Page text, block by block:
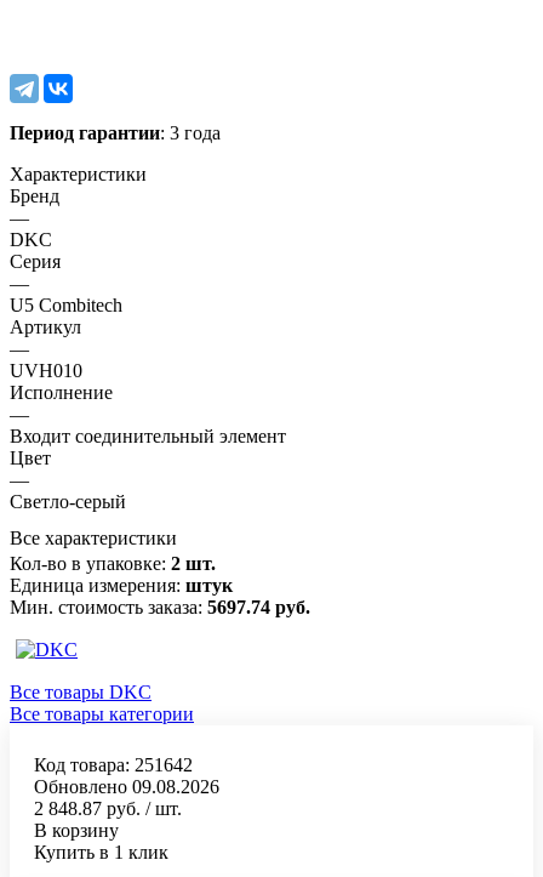
Период гарантии: 3 года
Характеристики
Бренд
—
DKC
Серия
—
U5 Combitech
Артикул
—
UVH010
Исполнение
—
Входит соединительный элемент
Цвет
—
Светло-серый
Все характеристики
Кол-во в упаковке: 2 шт.
Единица измерения: штук
Мин. стоимость заказа: 5697.74 руб.
Все товары DKC
Все товары категории
Код товара: 251642
Обновлено 09.08.2026
2 848.87 руб. / шт.
В корзину
Купить в 1 клик